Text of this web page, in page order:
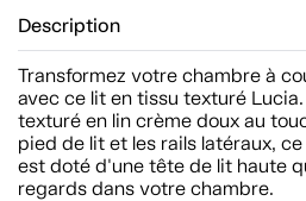
Description
Transformez votre chambre à
avec ce lit en tissu texturé
texturé en lin crème doux au
pied de lit et les rails latéraux,
est doté d'une tête de lit haute
regards dans votre chambre.